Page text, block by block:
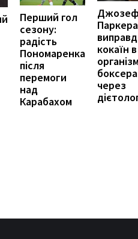
Перший гол
сезону:
радість
Пономаренка
після
перемоги
над
Карабахом
Паркера
кокаїн в
через